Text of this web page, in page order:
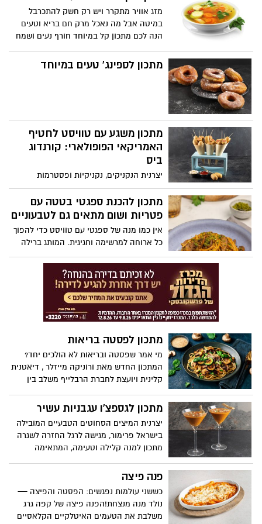
מזג אוויר מתקרר ויש רק חשק להתכרבל
במיטה אבל מה נאכל מרק חם בריא וטעים
הנה לכם מתכון קל במיוחד חורף נעים ושמח
מתכון לספינג' טעים במיוחד
מתכון משגע עם טוויסט לחטיף
האמריקאי הפופולארי: קורנדוג
ביס
יצרנית הנקניקים, נקניקיות ופסטרמות
"יחיעם" מקיבוץ יחיעם שבגליל המערבי,
מגישה מתכון מקורי ומיוחד לחטיף האמריקאי
של נקניקייה על מקל עם טוויסט: קורנדוג
קמח תירס ומוגשות חם לצד רטבים כמו
מאוד לארוחת צהריים או ערב לילדים ולכל
המשפחה.
מתכון להכנת ספגטי בטטה עם
פטריות ושום מתאים גם לטבעוניים
אין כמו מנה של ספגטי עם טוויסט כדי להפוך
כל ארוחה למרשימה וחגיגית. המותג ברילה
מעניק מתכון להכנת מנה של ספגטי בבטה עם
פטריות ושום - שמתאים גם לטבעוניים.
מדובר במנה עשירה, צבעונית ומלאה
בטעמים, קלה להכנה ויפה להגשה חם או קר.
מתכון לפסטה בריאות
מי אמר שפסטה ובריאות לא הולכים יחד?
המתכון החדש מאת ורוניקה מייזלר , דיאטנית
קלינית ויועצת לחברת הרבלייף משלב בין
קליל שמלטף את הלשון, ומוכיח שפסטה
יכולה להיות גם חטובה וגם טעימה.
מתכון לגספצ'ו עגבניות עשיר
יצרנית המיצים הסחוטים הטבעיים המובילה
בישראל פרימור, מגישה לרגל החזרה לשגרה
מתכון למנה קלילה וטעימה, המתאימה
עשיר. מרק עגבניות קר, עשיר ורענן, המבוסס
עם גבינת פטה, ירקות קצוצים וגריסיני פריך.
דרך נפלאה לחזור לשגרה וליהנות מערכים
תזונתיים מטיבים במתכון פשוט וקל להכנה.
פנה פיצה
כששני עולמות נפגשים: הפסטה והפיצה —
נולד מנה מנצחת!הפנה פיצה של קפה גרג
משלבת את הטעמים האיטלקיים הקלאסיים